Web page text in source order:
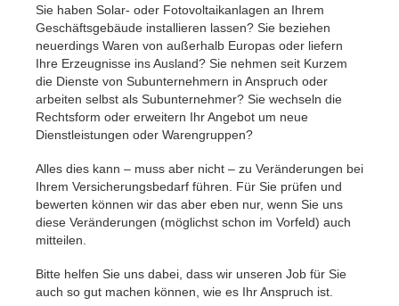
Sie haben Solar- oder Fotovoltaikanlagen an Ihrem
Geschäftsgebäude installieren lassen? Sie beziehen
neuerdings Waren von außerhalb Europas oder liefern
Ihre Erzeugnisse ins Ausland? Sie nehmen seit Kurzem
die Dienste von Subunternehmern in Anspruch oder
arbeiten selbst als Subunternehmer? Sie wechseln die
Rechtsform oder erweitern Ihr Angebot um neue
Dienstleistungen oder Warengruppen?
Alles dies kann – muss aber nicht – zu Veränderungen bei
Ihrem Versicherungsbedarf führen. Für Sie prüfen und
bewerten können wir das aber eben nur, wenn Sie uns
diese Veränderungen (möglichst schon im Vorfeld) auch
mitteilen.
Bitte helfen Sie uns dabei, dass wir unseren Job für Sie
auch so gut machen können, wie es Ihr Anspruch ist.